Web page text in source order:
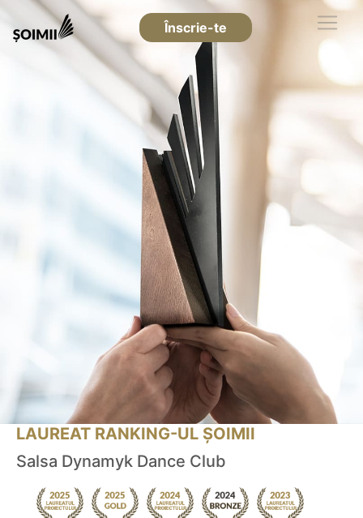
Înscrie-te
LAUREAT RANKING-UL ȘOIMII
Salsa Dynamyk Dance Club